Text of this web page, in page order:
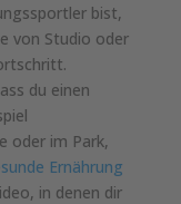
bist,
von Studio oder
du einen
oder im Park,
Ernährung
in denen dir